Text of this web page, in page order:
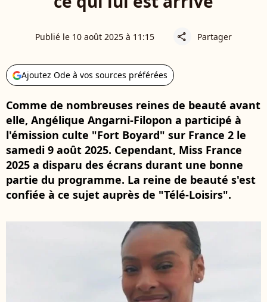
Publié le 10 août 2025 à 11:15 share Partager
Ajoutez Ode à vos sources préférées
Comme de nombreuses reines de beauté avant
elle, Angélique Angarni-Filopon a participé à
l'émission culte "Fort Boyard" sur France 2 le
samedi 9 août 2025. Cependant, Miss France
2025 a disparu des écrans durant une bonne
partie du programme. La reine de beauté s'est
confiée à ce sujet auprès de "Télé-Loisirs".